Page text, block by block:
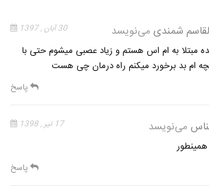
شمندی می‌نویسد 30 آبان , 1397
مبتلا به ام اس هستم و زیاد عصبی میشوم حتی با
ام بد برخورد میکنم راه درمان چی هست
پاسخ
می‌نویسد 17 تیر , 1398
پاسخ